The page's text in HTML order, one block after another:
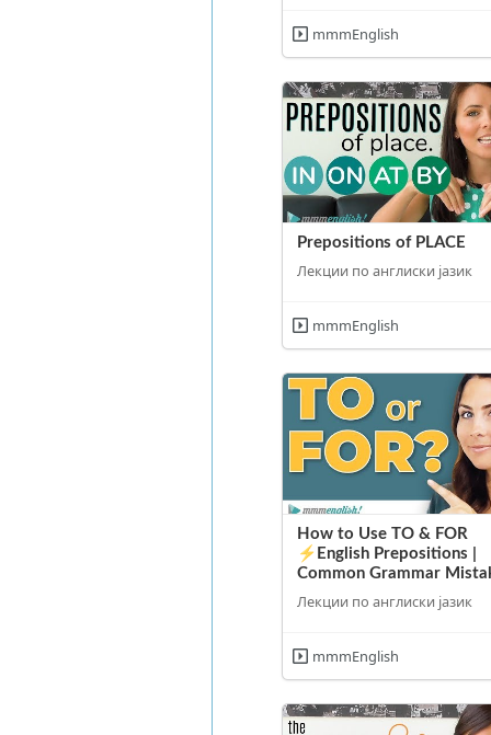
mmmEnglish
Prepositions of PLACE
Лекции по англиски јазик
mmmEnglish
How to Use TO & FOR
⚡️English Prepositions |
Common Grammar
Лекции по англиски јазик
mmmEnglish